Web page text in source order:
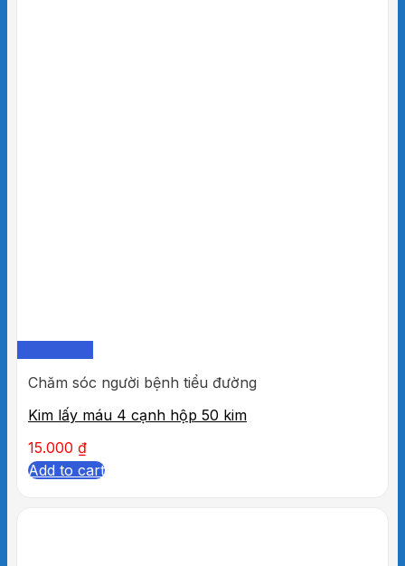
Chăm sóc người bệnh tiểu đường
Kim lấy máu 4 cạnh hộp 50 kim
15.000 ₫
Add to cart